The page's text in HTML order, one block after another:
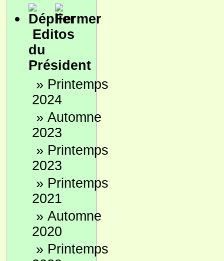
Editos
du
Président
» Printemps
2024
» Automne
2023
» Printemps
2023
» Printemps
2021
» Automne
2020
» Printemps